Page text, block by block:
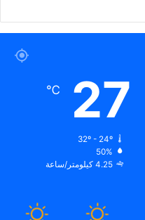
27
℃
32º - 24º
50%
4.25 كيلومتر/ساعة